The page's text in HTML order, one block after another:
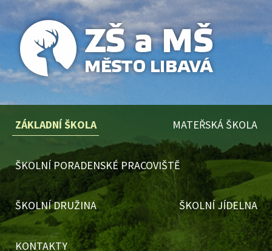
ZÁKLADNÍ ŠKOLA MATEŘSKÁ ŠKOLA
ŠKOLNÍ PORADENSKÉ PRACOVIŠTĚ
ŠKOLNÍ DRUŽINA ŠKOLNÍ JÍDELNA
KONTAKTY